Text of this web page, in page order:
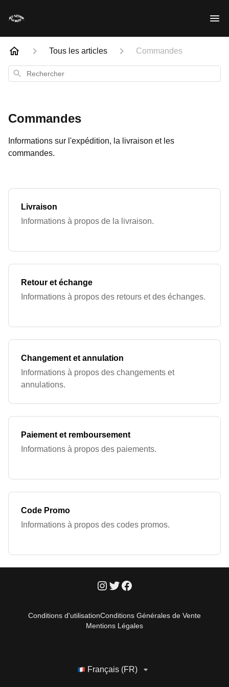
Tous les articles Commandes
Rechercher
Commandes
Informations sur l'expédition, la livraison et les
commandes.
Livraison
Informations à propos de la livraison.
Retour et échange
Informations à propos des retours et des échanges.
Changement et annulation
Informations à propos des changements et
annulations.
Paiement et remboursement
Informations à propos des paiements.
Code Promo
Informations à propos des codes promos.
Conditions d'utilisationConditions Générales de Vente
Mentions Légales
Français (FR)